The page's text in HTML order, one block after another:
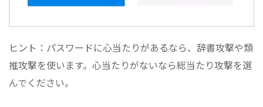
ヒント：パスワードに心当たりがあるなら、辞書攻撃や類
推攻撃を使います。心当たりがないなら総当たり攻撃を選
んでください。